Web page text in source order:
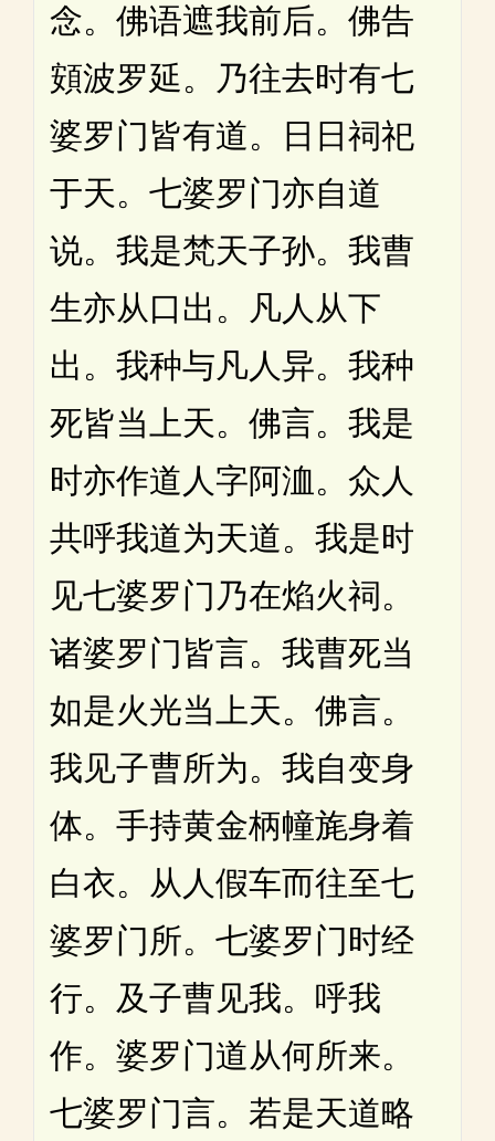
念。佛语遮我前后。佛告
頞波罗延。乃往去时有七
婆罗门皆有道。日日祠祀
于天。七婆罗门亦自道
说。我是梵天子孙。我曹
生亦从口出。凡人从下
出。我种与凡人异。我种
死皆当上天。佛言。我是
时亦作道人字阿洫。众人
共呼我道为天道。我是时
见七婆罗门乃在焰火祠。
诸婆罗门皆言。我曹死当
如是火光当上天。佛言。
我见子曹所为。我自变身
体。手持黄金柄幢旄身着
白衣。从人假车而往至七
婆罗门所。七婆罗门时经
行。及子曹见我。呼我
作。婆罗门道从何所来。
七婆罗门言。若是天道略